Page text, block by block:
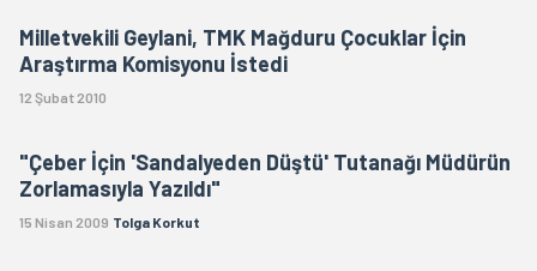
Milletvekili Geylani, TMK Mağduru Çocuklar İçin
Araştırma Komisyonu İstedi
12 Şubat 2010
"Çeber İçin 'Sandalyeden Düştü' Tutanağı Müdürün
Zorlamasıyla Yazıldı"
15 Nisan 2009 Tolga Korkut